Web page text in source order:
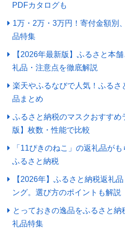
PDFカタログも
1万・2万・3万円！寄付金額別
品特集
【2026年最新版】ふるさと本
礼品・注意点を徹底解説
楽天やふるなびで人気！ふるさ
品まとめ
ふるさと納税のマスクおすす
版】枚数・性能で比較
「11ぴきのねこ」の返礼品が
ふるさと納税
【2026年】ふるさと納税返礼
ング。選び方のポイントも解説
とっておきの逸品をふるさと納
礼品特集